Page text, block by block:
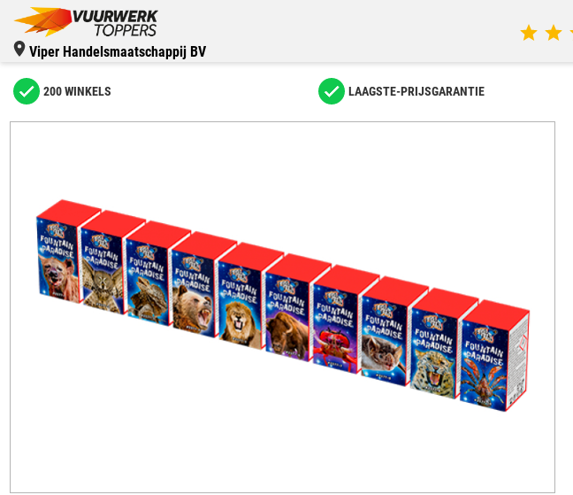
Viper Handelsmaatschappij BV
200 WINKELS LAAGSTE-PRIJSGARANTIE